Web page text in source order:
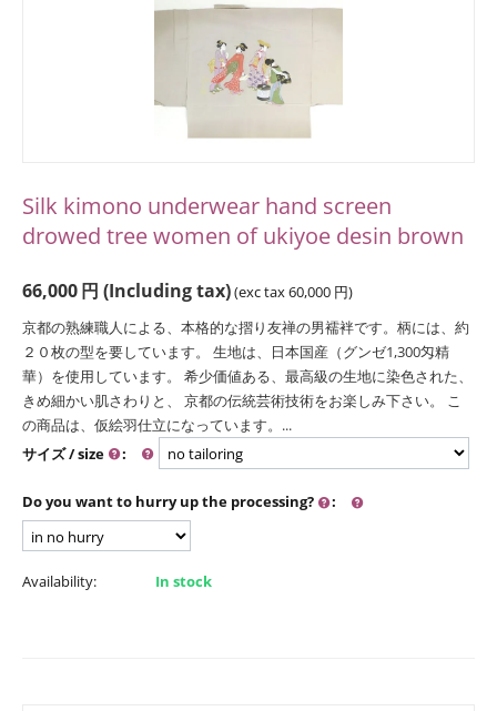
Silk kimono underwear hand screen
drowed tree women of ukiyoe desin brown
66,000円 (Including tax)(exc tax60,000 円)
京都の熟練職人による、本格的な摺り友禅の男襦袢です。柄には、約
２０枚の型を要しています。 生地は、日本国産（グンゼ1,300匁精
華）を使用しています。 希少価値ある、最高級の生地に染色された、
きめ細かい肌さわりと、 京都の伝統芸術技術をお楽しみ下さい。 こ
の商品は、仮絵羽仕立になっています。...
サイズ / size
:
Do you want to hurry up the processing? :
Availability: In stock